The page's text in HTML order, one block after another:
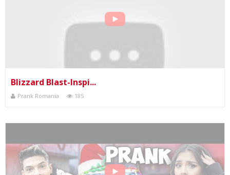
Blizzard Blast-Inspi...
Prank Romania 185